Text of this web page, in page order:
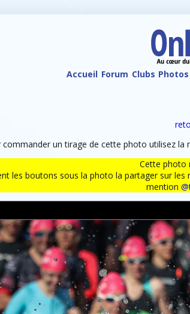
Accueil Forum Clubs Photos
commander un tirage de cette photo utilisez la
Cette photo
les boutons sous la photo la partager sur
mention